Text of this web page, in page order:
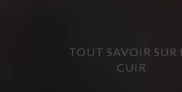
TOUT SAVOIR SUR
CUIR